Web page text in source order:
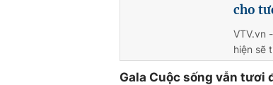
cho
VTV.vn
hiện sẽ
Gala Cuộc sống vẫn tươi